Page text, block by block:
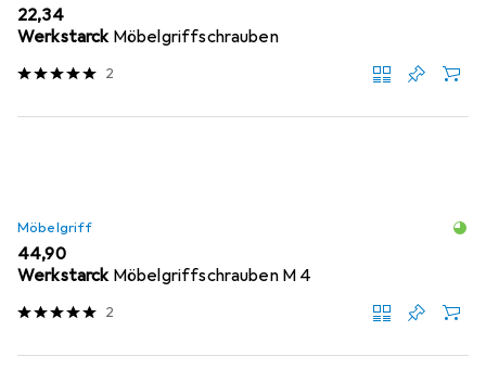
EUR
22,34
Werkstarck Möbelgriffschrauben
2
Möbelgriff
EUR
44,90
Werkstarck Möbelgriffschrauben M 4
2